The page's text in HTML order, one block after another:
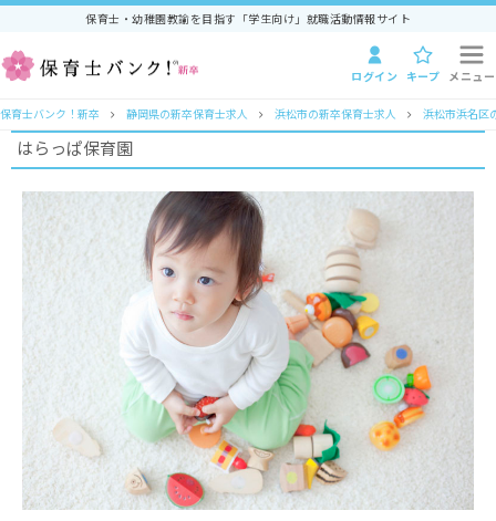
保育士・幼稚園教諭を目指す「学生向け」就職活動情報サイト
ログイン キープ メニュー
保育士バンク！新卒 静岡県の新卒保育士求人 浜松市の新卒保育士求人 浜松市浜名区
はらっぱ保育園